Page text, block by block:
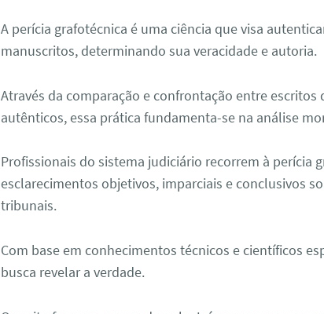
A perícia grafotécnica é uma ciência que visa
manuscritos, determinando sua veracidade e autoria.
Através da comparação e confrontação entre escritos
autênticos, essa prática fundamenta-se na análise
Profissionais do sistema judiciário recorrem à perícia
esclarecimentos objetivos, imparciais e conclusivos
tribunais.
Com base em conhecimentos técnicos e científicos
busca revelar a verdade.